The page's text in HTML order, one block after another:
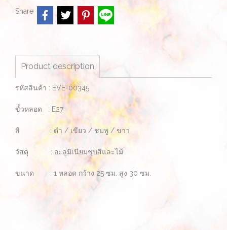
Share
Product description
รหัสสินค้า : EVE-00345
ขั้วหลอด : E27
สี : ดำ / เขียว / ชมพู / ขาว
วัสดุ : อะลูมิเนียมชุบสีและไม้
ขนาด : 1 หลอด กว้าง 25 ซม. สูง 30 ซม.